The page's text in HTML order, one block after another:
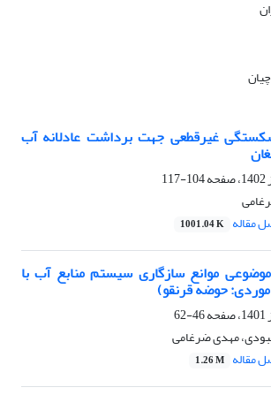
غیرقطعی جهت برداشت عادلانه آب
104-117
مقاله 1001.04 K
موانع سازگاری سیستم منابع آب با
موردی: حوضه قرنقو)
46-62
مهدی ضرغامی
مقاله 1.26 M